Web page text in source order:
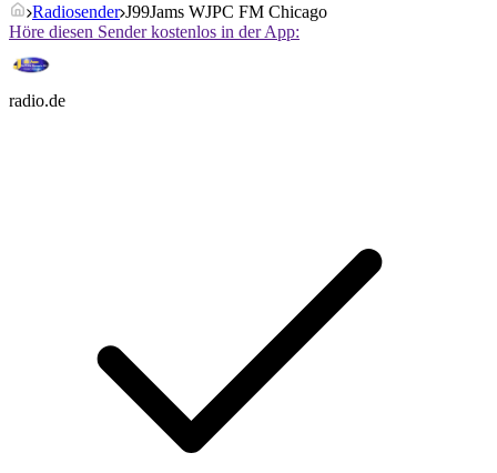
Radiosender J99Jams WJPC FM Chicago
Höre diesen Sender kostenlos in der App:
radio.de